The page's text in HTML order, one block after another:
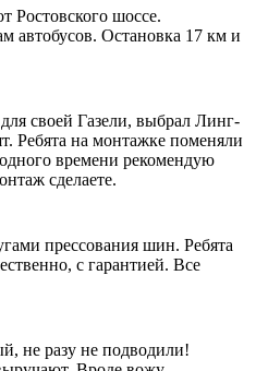
Ростовского шоссе.
автобусов. Остановка 17 км и
своей Газели, выбрал Линг-
Ребята на монтажке поменяли
времени рекомендую
сделаете.
прессования шин. Ребята
с гарантией. Все
не разу не подводили!